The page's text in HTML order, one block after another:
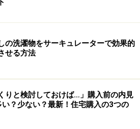
ように表示しても、その所有者や
リットがなく、マンションデベロ
ンブランドや会社名の告知）を
ことが大半でしょう。
ンではあり得ないような看板を掲
級マンションではありません」と
かもしれません。
の洗濯物をサーキュレーターで効果的
せる方法
りと検討しておけば…」購入前の内見
い？少ない？最新！住宅購入の3つの